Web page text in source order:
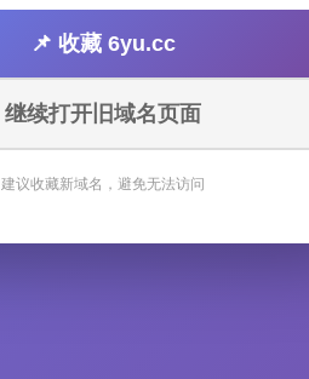
📌 收藏 6yu.cc
继续打开旧域名页面
建议收藏新域名，避免无法访问